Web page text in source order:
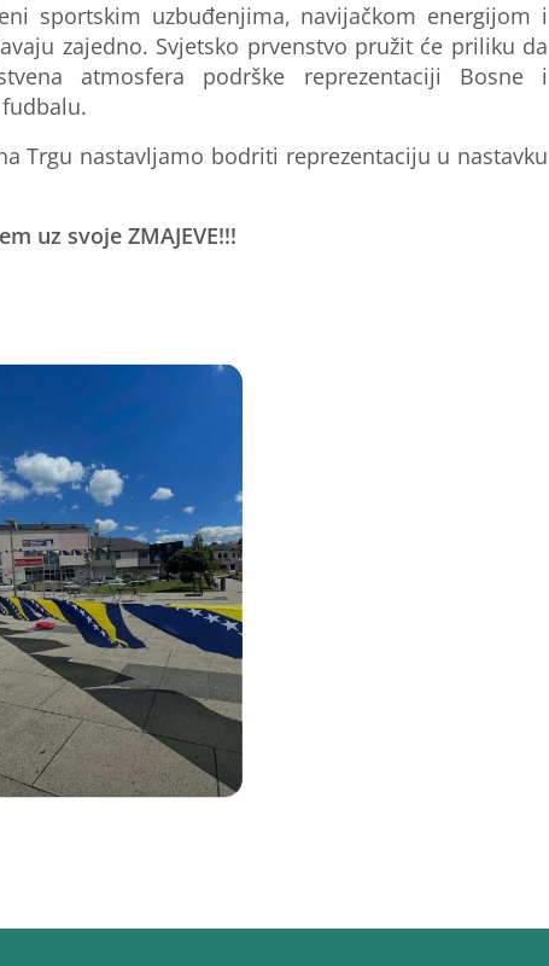
sportskim uzbuđenjima, navijačkom energijom i
zajedno. Svjetsko prvenstvo pružit će priliku da
atmosfera podrške reprezentaciji Bosne i
Trgu nastavljamo bodriti reprezentaciju u nastavku
uz svoje ZMAJEVE!!!